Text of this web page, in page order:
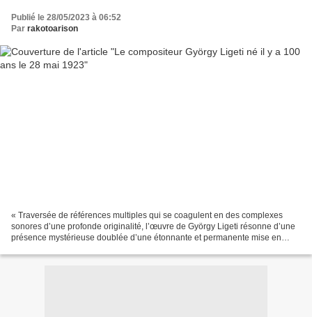
Publié le 28/05/2023 à 06:52
Par rakotoarison
« Traversée de références multiples qui se coagulent en des complexes
sonores d’une profonde originalité, l’œuvre de György Ligeti résonne d’une
présence mystérieuse doublée d’une étonnante et permanente mise en